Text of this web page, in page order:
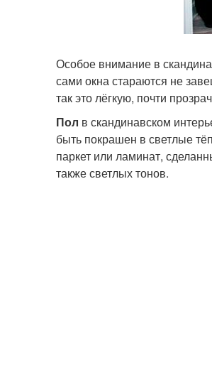
Особое внимание в
сами окна стараются не
так это лёгкую, почти
Пол в скандинавском
быть покрашен в светлые
паркет или ламинат,
также светлых тонов.